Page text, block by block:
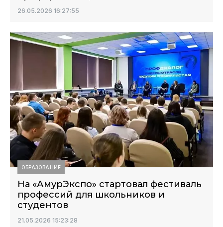
26.05.2026 16:27:55
ОБРАЗОВАНИЕ
На «АмурЭкспо» стартовал фестиваль
профессий для школьников и
студентов
21.05.2026 15:23:28